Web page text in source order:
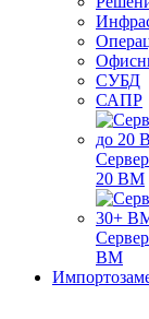
СУБД
САПР
20 ВМ
ВМ